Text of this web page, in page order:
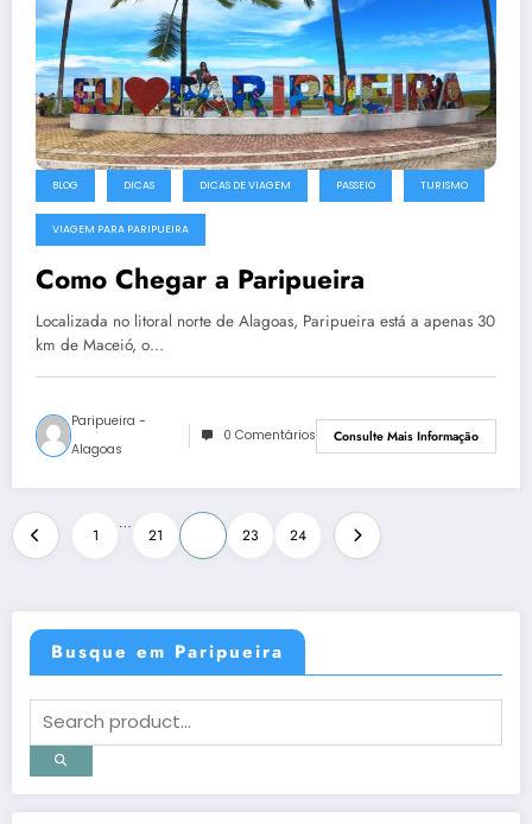
BLOG DICAS DICAS DE VIAGEM PASSEIO TURISMO
VIAGEM PARA PARIPUEIRA
Como Chegar a Paripueira
Localizada no litoral norte de Alagoas, Paripueira está a apenas 30
km de Maceió, o…
Paripueira -
Alagoas
0 Comentários Consulte Mais Informação
Paginação
de
posts
1
…
21 23 24
Busque em Paripueira